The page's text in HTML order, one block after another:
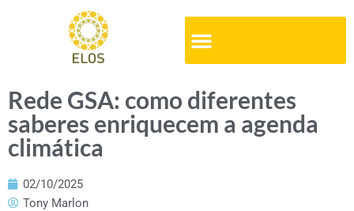
Rede GSA: como diferentes
saberes enriquecem a agenda
climática
02/10/2025
Tony Marlon